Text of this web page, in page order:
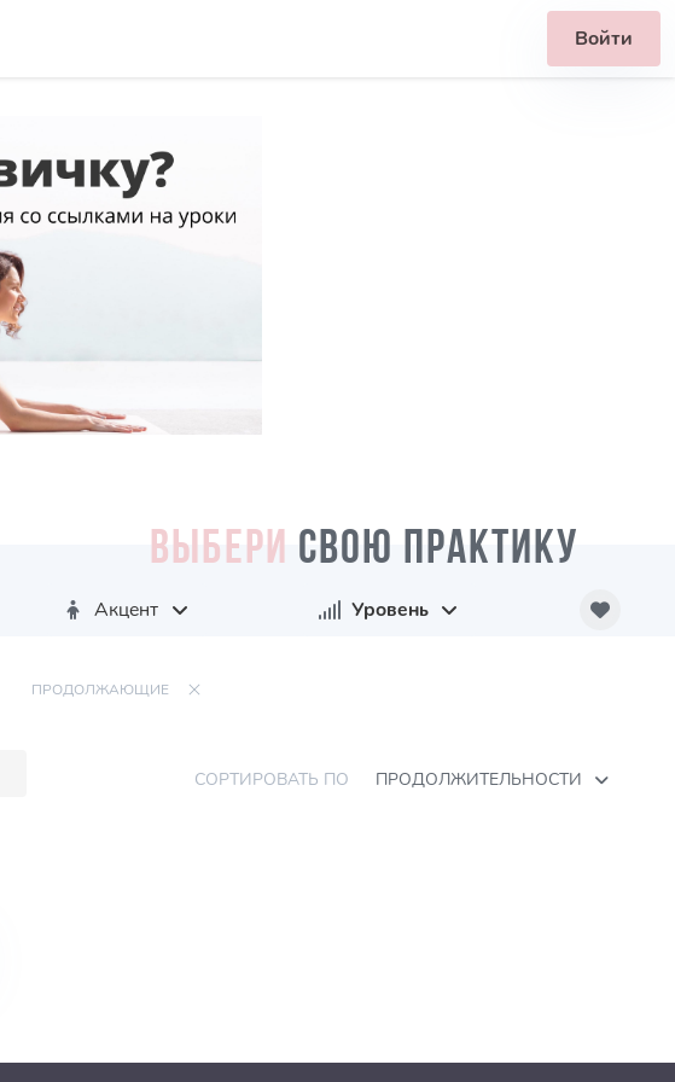
Войти
ВЫБЕРИ СВОЮ ПРАКТИКУ
Акцент Уровень
ПРОДОЛЖАЮЩИЕ
СОРТИРОВАТЬ ПО ПРОДОЛЖИТЕЛЬНОСТИ